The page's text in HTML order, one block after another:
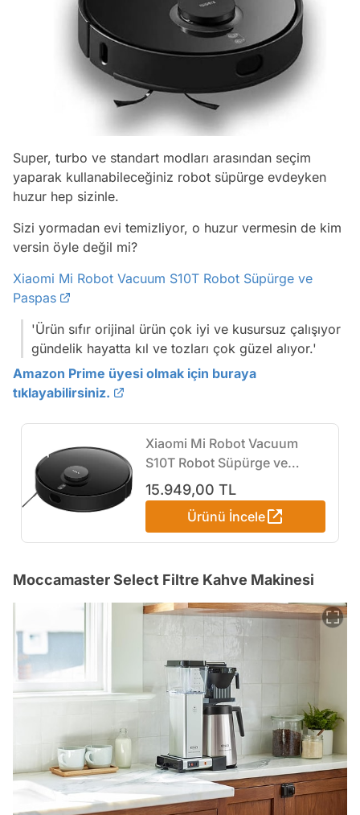
Super, turbo ve standart modları arasından seçim
yaparak kullanabileceğiniz robot süpürge evdeyken
huzur hep sizinle.
Sizi yormadan evi temizliyor, o huzur vermesin de kim
versin öyle değil mi?
Xiaomi Mi Robot Vacuum S10T Robot Süpürge ve
Paspas
'Ürün sıfır orijinal ürün çok iyi ve kusursuz çalışıyor
gündelik hayatta kıl ve tozları çok güzel alıyor.'
Amazon Prime üyesi olmak için buraya
tıklayabilirsiniz.
Xiaomi Mi Robot Vacuum
S10T Robot Süpürge ve
Paspas
15.949,00 TL
Ürünü İncele
Moccamaster Select Filtre Kahve Makinesi